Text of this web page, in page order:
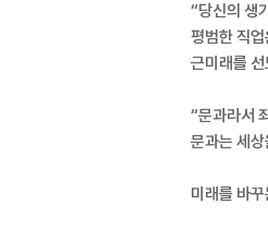
“당신의 생
평범한 직
근미래를
“문과라서
문과는 세
미래를 바